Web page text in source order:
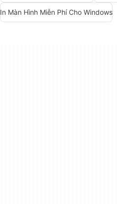
In Màn Hình Miễn Phí Cho Windows